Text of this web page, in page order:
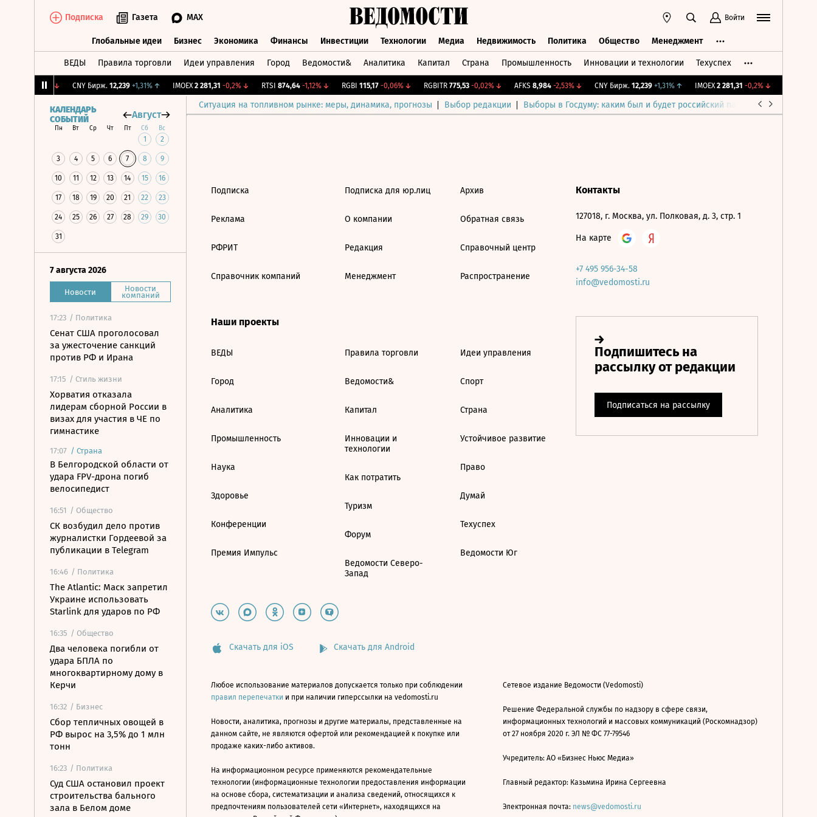
Подписка Газета MAX Войти
Глобальные идеи Бизнес Экономика Финансы Инвестиции Технологии Медиа Недвижимость Политика Общество Менеджмент
ВЕДЫ Правила торговли Идеи управления Город Ведомости& Аналитика Капитал Страна Промышленность Инновации и технологии Техуспех
↓ CNY Бирж. 12,239 +1,31%↑ IMOEX 2 281,31 -0,2%↓ RTSI 874,64 -1,12%↓ RGBI 115,17 -0,06%↓ RGBITR 775,53 -0,02%↓ AFKS 8,984 -2,53%↓ CNY Бирж. 12,239 +1,31%↑ IMOEX 2 281,31 -0,2%↓
Ситуация на топливном рынке: меры, динамика, прогнозы Выбор редакции Выборы в Госдуму: каким был и будет российский парламент
КАЛЕНДАРЬ
СОБЫТИЙ
Август
Пн Вт Ср Чт Пт Сб Вс
1 2
3 4 5 6 7 8 9
10 11 12 13 14 15 16
17 18 19 20 21 22 23
24 25 26 27 28 29 30
31
7 августа 2026
Новости Новости
компаний
17:23 / Политика
Сенат США проголосовал
за ужесточение санкций
против РФ и Ирана
17:15 / Стиль жизни
Хорватия отказала
лидерам сборной России в
визах для участия в ЧЕ по
гимнастике
17:07 / Страна
В Белгородской области от
удара FPV-дрона погиб
велосипедист
16:51 / Общество
СК возбудил дело против
журналистки Гордеевой за
публикации в Telegram
16:46 / Политика
The Atlantic: Маск запретил
Украине использовать
Starlink для ударов по РФ
16:35 / Общество
Два человека погибли от
удара БПЛА по
многоквартирному дому в
Керчи
16:32 / Бизнес
Сбор тепличных овощей в
РФ вырос на 3,5% до 1 млн
тонн
16:23 / Политика
Суд США остановил проект
строительства бального
зала в Белом доме
Подписка
Реклама
РФРИТ
Справочник компаний
Подписка для юр.лиц
О компании
Редакция
Менеджмент
Архив
Обратная связь
Справочный центр
Распространение
Наши проекты
ВЕДЫ
Город
Аналитика
Промышленность
Наука
Здоровье
Конференции
Премия Импульс
Правила торговли
Ведомости&
Капитал
Инновации и
технологии
Как потратить
Туризм
Форум
Ведомости Северо-
Запад
Идеи управления
Спорт
Страна
Устойчивое развитие
Право
Думай
Техуспех
Ведомости Юг
Контакты
127018, г. Москва, ул. Полковая, д. 3, стр. 1
На карте
+7 495 956-34-58
info@vedomosti.ru
Скачать для iOS Скачать для Android
Любое использование материалов допускается только при соблюдении
правил перепечатки и при наличии гиперссылки на vedomosti.ru
Новости, аналитика, прогнозы и другие материалы, представленные на
данном сайте, не являются офертой или рекомендацией к покупке или
продаже каких-либо активов.
На информационном ресурсе применяются рекомендательные
технологии (информационные технологии предоставления информации
на основе сбора, систематизации и анализа сведений, относящихся к
предпочтениям пользователей сети «Интернет», находящихся на
Сетевое издание Ведомости (Vedomosti)
Решение Федеральной службы по надзору в сфере связи,
информационных технологий и массовых коммуникаций (Роскомнадзор)
от 27 ноября 2020 г. ЭЛ № ФС 77-79546
Учредитель: АО «Бизнес Ньюс Медиа»
Главный редактор: Казьмина Ирина Сергеевна
Электронная почта: news@vedomosti.ru